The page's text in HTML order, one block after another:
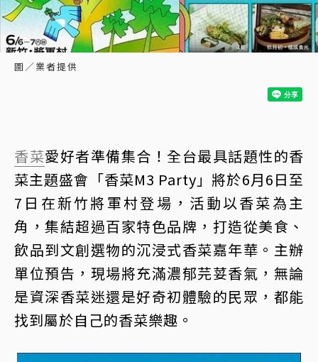
圖／業者提供
香菜愛好者準備集合！全台最具話題性的香
菜主題盛會「香菜M3 Party」將於6月6日至
7日在新竹將軍村登場，活動以香菜為主
角，集結超過百家特色品牌，打造從美食、
飲品到文創選物的沉浸式香菜嘉年華。主辦
單位預告，現場將充滿濃郁芫荽香氣，無論
是資深香菜迷還是好奇初體驗的民眾，都能
找到屬於自己的香菜樂趣。